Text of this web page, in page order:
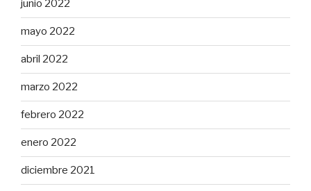
junio 2022
mayo 2022
abril 2022
marzo 2022
febrero 2022
enero 2022
diciembre 2021